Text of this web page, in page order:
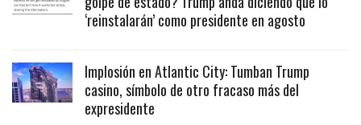
‘reinstalarán’ como presidente en agosto
Implosión en Atlantic City: Tumban Trump
casino, símbolo de otro fracaso más del
expresidente